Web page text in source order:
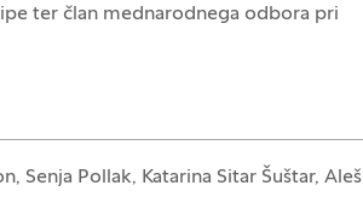
ter član mednarodnega odbora pri
Senja Pollak, Katarina Sitar Šuštar, Aleš